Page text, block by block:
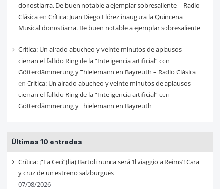
donostiarra. De buen notable a ejemplar sobresaliente – Radio
Clásicaen Crítica: Juan Diego Flórez inaugura la Quincena
Musical donostiarra. De buen notable a ejemplar sobresaliente
Critica: Un airado abucheo y veinte minutos de aplausos
cierran el fallido Ring de la “Inteligencia artificial” con
Götterdämmerung y Thielemann en Bayreuth – Radio Clásica
en Critica: Un airado abucheo y veinte minutos de aplausos
cierran el fallido Ring de la “Inteligencia artificial” con
Götterdämmerung y Thielemann en Bayreuth
Últimas 10 entradas
Crítica: ¡“La Ceci”(lia) Bartoli nunca será ‘Il viaggio a Reims’! Cara
y cruz de un estreno salzburgués
07/08/2026